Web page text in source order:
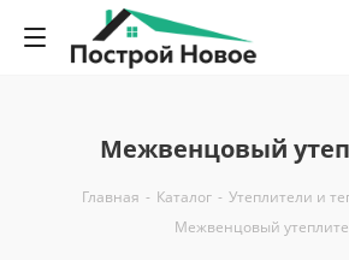
Межвенцовый
Главная - Каталог - Утеплители и
Межвенцовый